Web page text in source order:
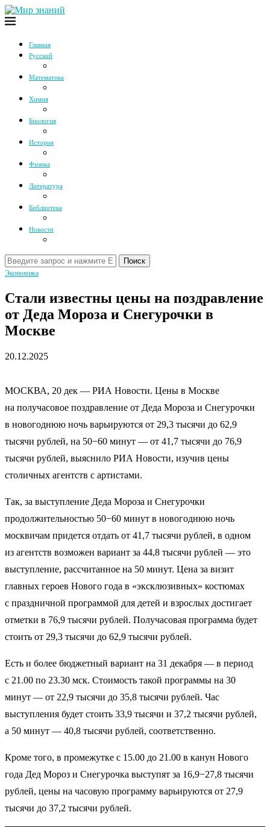
Главная
Русский
Математика
Химия
Биология
История
Физика
Литература
Библиотека
Новости
Поиск
Экономика
Стали известны цены на поздравление
от Деда Мороза и Снегурочки в
Москве
20.12.2025
МОСКВА, 20 дек — РИА Новости. Цены в Москве
на получасовое поздравление от Деда Мороза и Снегурочки
в новогоднюю ночь варьируются от 29,3 тысячи до 62,9
тысячи рублей, на 50−60 минут — от 41,7 тысячи до 76,9
тысячи рублей, выяснило РИА Новости, изучив цены
столичных агентств с артистами.
Так, за выступление Деда Мороза и Снегурочки
продолжительностью 50−60 минут в новогоднюю ночь
москвичам придется отдать от 41,7 тысячи рублей, в одном
из агентств возможен вариант за 44,8 тысячи рублей — это
выступление, рассчитанное на 50 минут. Цена за визит
главных героев Нового года в «эксклюзивных» костюмах
с праздничной программой для детей и взрослых достигает
отметки в 76,9 тысячи рублей. Получасовая программа будет
стоить от 29,3 тысячи до 62,9 тысячи рублей.
Есть и более бюджетный вариант на 31 декабря — в период
с 21.00 по 23.30 мск. Стоимость такой программы на 30
минут — от 22,9 тысячи до 35,8 тысячи рублей. Час
выступления будет стоить 33,9 тысячи и 37,2 тысячи рублей,
а 50 минут — 40,8 тысячи рублей, соответственно.
Кроме того, в промежутке с 15.00 до 21.00 в канун Нового
года Дед Мороз и Снегурочка выступят за 16,9−27,8 тысячи
рублей, цены на часовую программу варьируются от 27,9
тысячи до 37,2 тысячи рублей.